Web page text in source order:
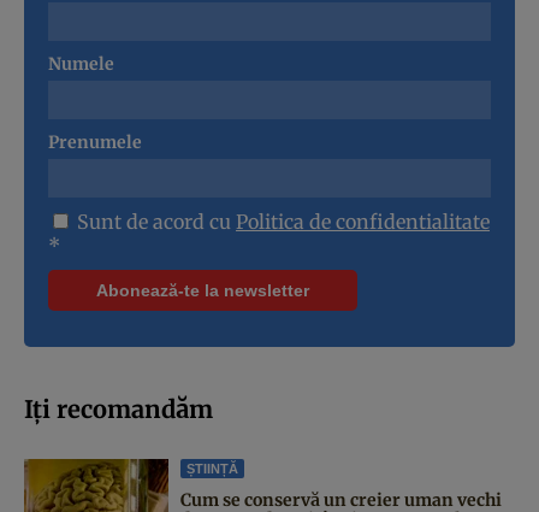
Numele
Prenumele
Sunt de acord cu Politica de confidentialitate
*
Iți recomandăm
ȘTIINȚĂ
Cum se conservă un creier uman vechi